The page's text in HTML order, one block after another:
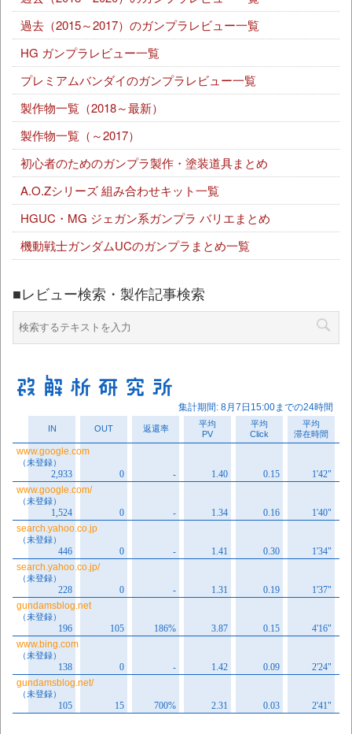
過去（2015～2017）のガンプラレビュー一覧
HG ガンプラレビュー一覧
プレミアムバンダイのガンプラレビュー一覧
製作物一覧（2018～最新）
製作物一覧（～2017）
初心者のためのガンプラ製作・塗装道具まとめ
A.O.Zシリーズ 組み合わせキット一覧
HGUC・MG ジェガン系ガンプラ バリエまとめ
機動戦士ガンダムUCのガンプラまとめ一覧
■レビュー検索・製作記事検索